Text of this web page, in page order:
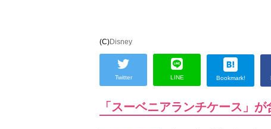
(C)Disney
Twitter LINE Bookmark!
「スーベニアランチケース」